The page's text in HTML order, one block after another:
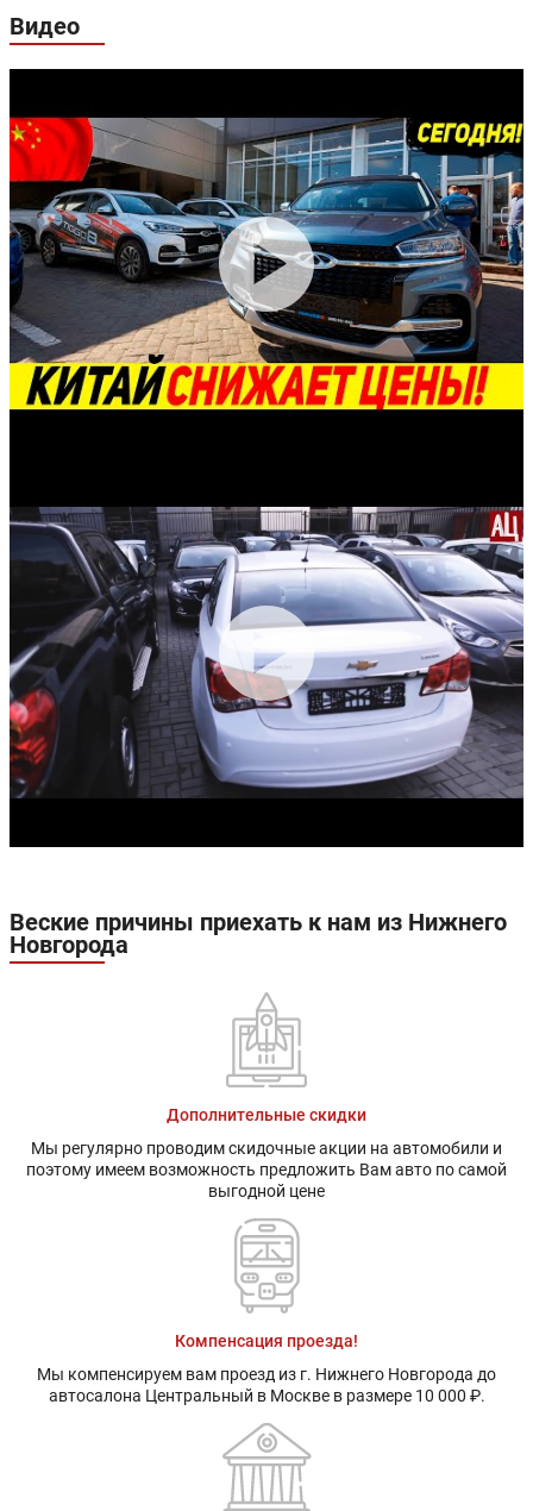
Видео
Веские причины приехать к нам из Нижнего
Новгорода
Дополнительные скидки
Мы регулярно проводим скидочные акции на автомобили и
поэтому имеем возможность предложить Вам авто по самой
выгодной цене
Компенсация проезда!
Мы компенсируем вам проезд из г. Нижнего Новгорода до
автосалона Центральный в Москве в размере 10 000 ₽.